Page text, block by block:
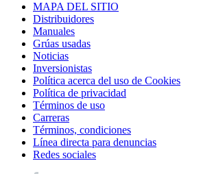
MAPA DEL SITIO
Distribuidores
Manuales
Grúas usadas
Noticias
Inversionistas
Política acerca del uso de Cookies
Política de privacidad
Términos de uso
Carreras
Términos, condiciones
Línea directa para denuncias
Redes sociales